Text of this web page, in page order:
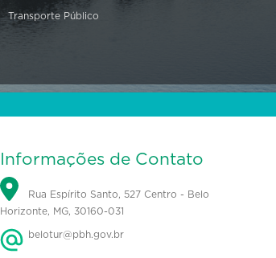
Transporte Público
Informações de Contato
Rua Espírito Santo, 527 Centro - Belo
Horizonte, MG, 30160-031
belotur@pbh.gov.br